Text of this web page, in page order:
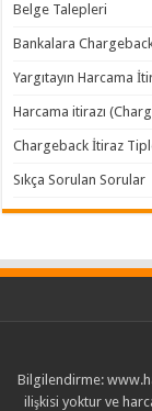
Belge Talepleri
Bankalara
Yargıtayın Harcama
Harcama itirazı
Chargeback İtiraz
Sıkça Sorulan Sorular
Bilgilendirme:
ilişkisi yoktur ve